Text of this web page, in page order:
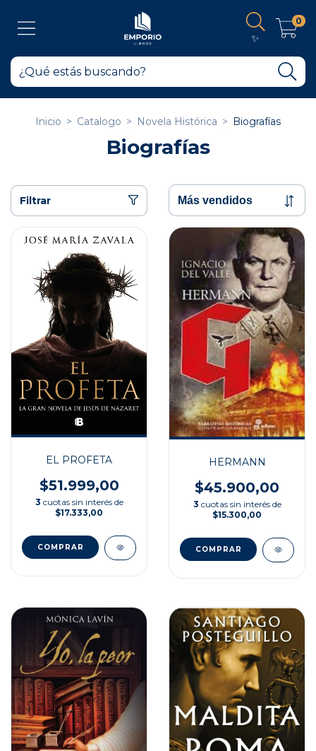
✨
0
Inicio > Catalogo > Novela Histórica > Biografías
Biografías
Filtrar
EL PROFETA
$51.999,00
3 cuotas sin interés de
$17.333,00
HERMANN
$45.900,00
3 cuotas sin interés de
$15.300,00